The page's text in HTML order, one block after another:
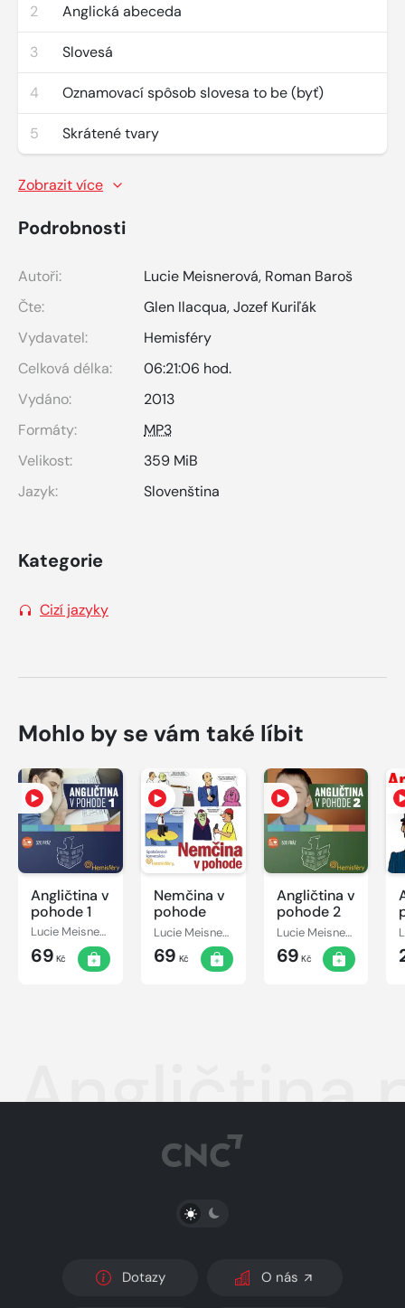
2 Anglická abeceda
3 Slovesá
4 Oznamovací spôsob slovesa to be (byť)
5 Skrátené tvary
Zobrazit více
Podrobnosti
Autoři: Lucie Meisnerová, Roman Baroš
Čte:
Glen Ilacqua,Jozef Kuriľák
Vydavatel:
Hemisféry
Celková délka:
06:21:06 hod.
Vydáno:
2013
Formáty:
MP3
Velikost:
359 MiB
Jazyk:
Slovenština
Kategorie
Cizí jazyky
Mohlo by se vám také líbit
Angličtina v
pohode 1
Lucie Meisnerová, Roman Baroš, Ingrid Masárová
69 Kč
Nemčina v
pohode
Lucie Meisnerová
69 Kč
Angličtina v
pohode 2
Lucie Meisnerová, Roman Baroš, Ingrid Masárová
69 Kč
Angličtina
PŘEPNOUT SVĚTLÝ/TMAVÝ REŽIM
Dotazy O nás